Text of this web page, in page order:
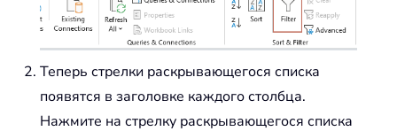
Теперь стрелки раскрывающегося списка
появятся в заголовке каждого столбца.
Нажмите на стрелку раскрывающегося списка